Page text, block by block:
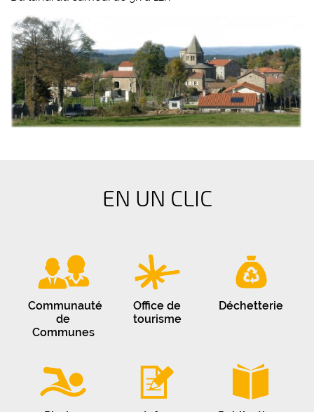
EN UN CLIC
Communauté
de
Communes
Office de
tourisme
Déchetterie